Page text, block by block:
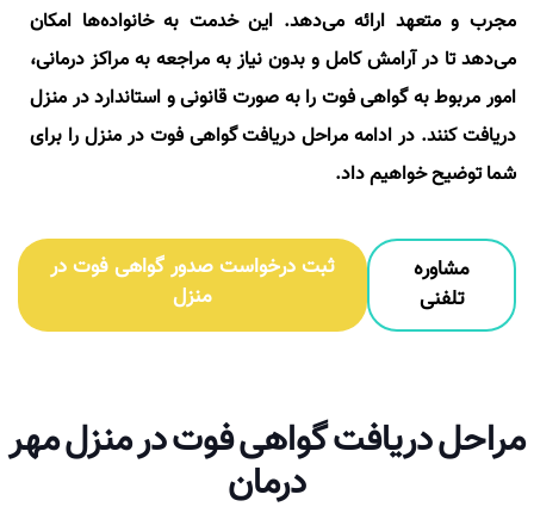
مجرب و متعهد ارائه می‌دهد. این خدمت به خانواده‌ها امکان
می‌دهد تا در آرامش کامل و بدون نیاز به مراجعه به مراکز درمانی،
امور مربوط به گواهی فوت را به صورت قانونی و استاندارد در منزل
دریافت کنند. در ادامه مراحل دریافت گواهی فوت در منزل را برای
شما توضیح خواهیم داد.
مشاوره
تلفنی
ثبت درخواست صدور گواهی فوت در
منزل
مراحل دریافت گواهی فوت در منزل مهر
درمان